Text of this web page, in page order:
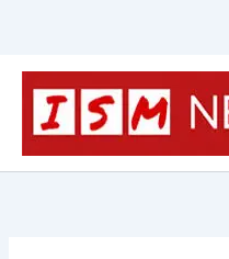
Skip
content